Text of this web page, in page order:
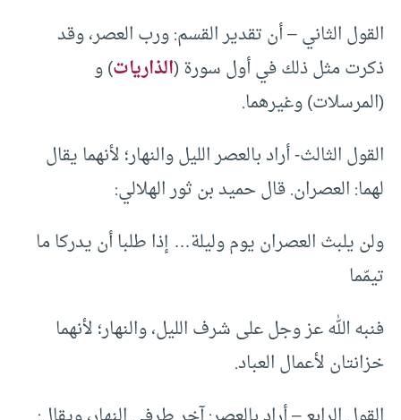
القول الثاني – أن تقدير القسم: ورب العصر، وقد
ذكرت مثل ذلك في أول سورة (الذاريات) و
(المرسلات) وغيرهما.
القول الثالث- أراد بالعصر الليل والنهار؛ لأنهما يقال
لهما: العصران. قال حميد بن ثور الهلالي:
ولن يلبث العصران يوم وليلة… إذا طلبا أن يدركا ما
تيمّما
فنبه الله عز وجل على شرف الليل، والنهار؛ لأنهما
خزانتان لأعمال العباد.